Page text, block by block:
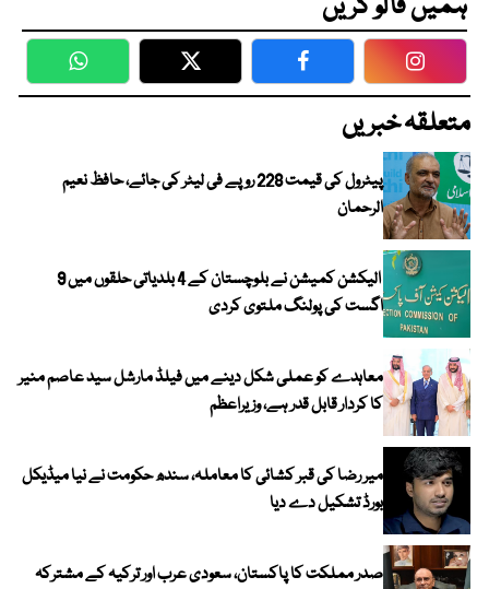
WhatsApp Twitter Facebook
متعلقہ خبریں
پیٹرول کی قیمت 228 روپے فی لیٹر کی جائے، حافظ نعیم
الرحمان
الیکشن کمیشن نے بلوچستان کے 4 بلدیاتی حلقوں میں 9
اگست کی پولنگ ملتوی کردی
معاہدے کو عملی شکل دینے میں فیلڈ مارشل سید عاصم منیر
کا کردار قابل قدر ہے، وزیراعظم
میر رضا کی قبر کشائی کا معاملہ، سندھ حکومت نے نیا میڈیکل
بورڈ تشکیل دے دیا
صدر مملکت کا پاکستان، سعودی عرب اور ترکیہ کے مشترکہ